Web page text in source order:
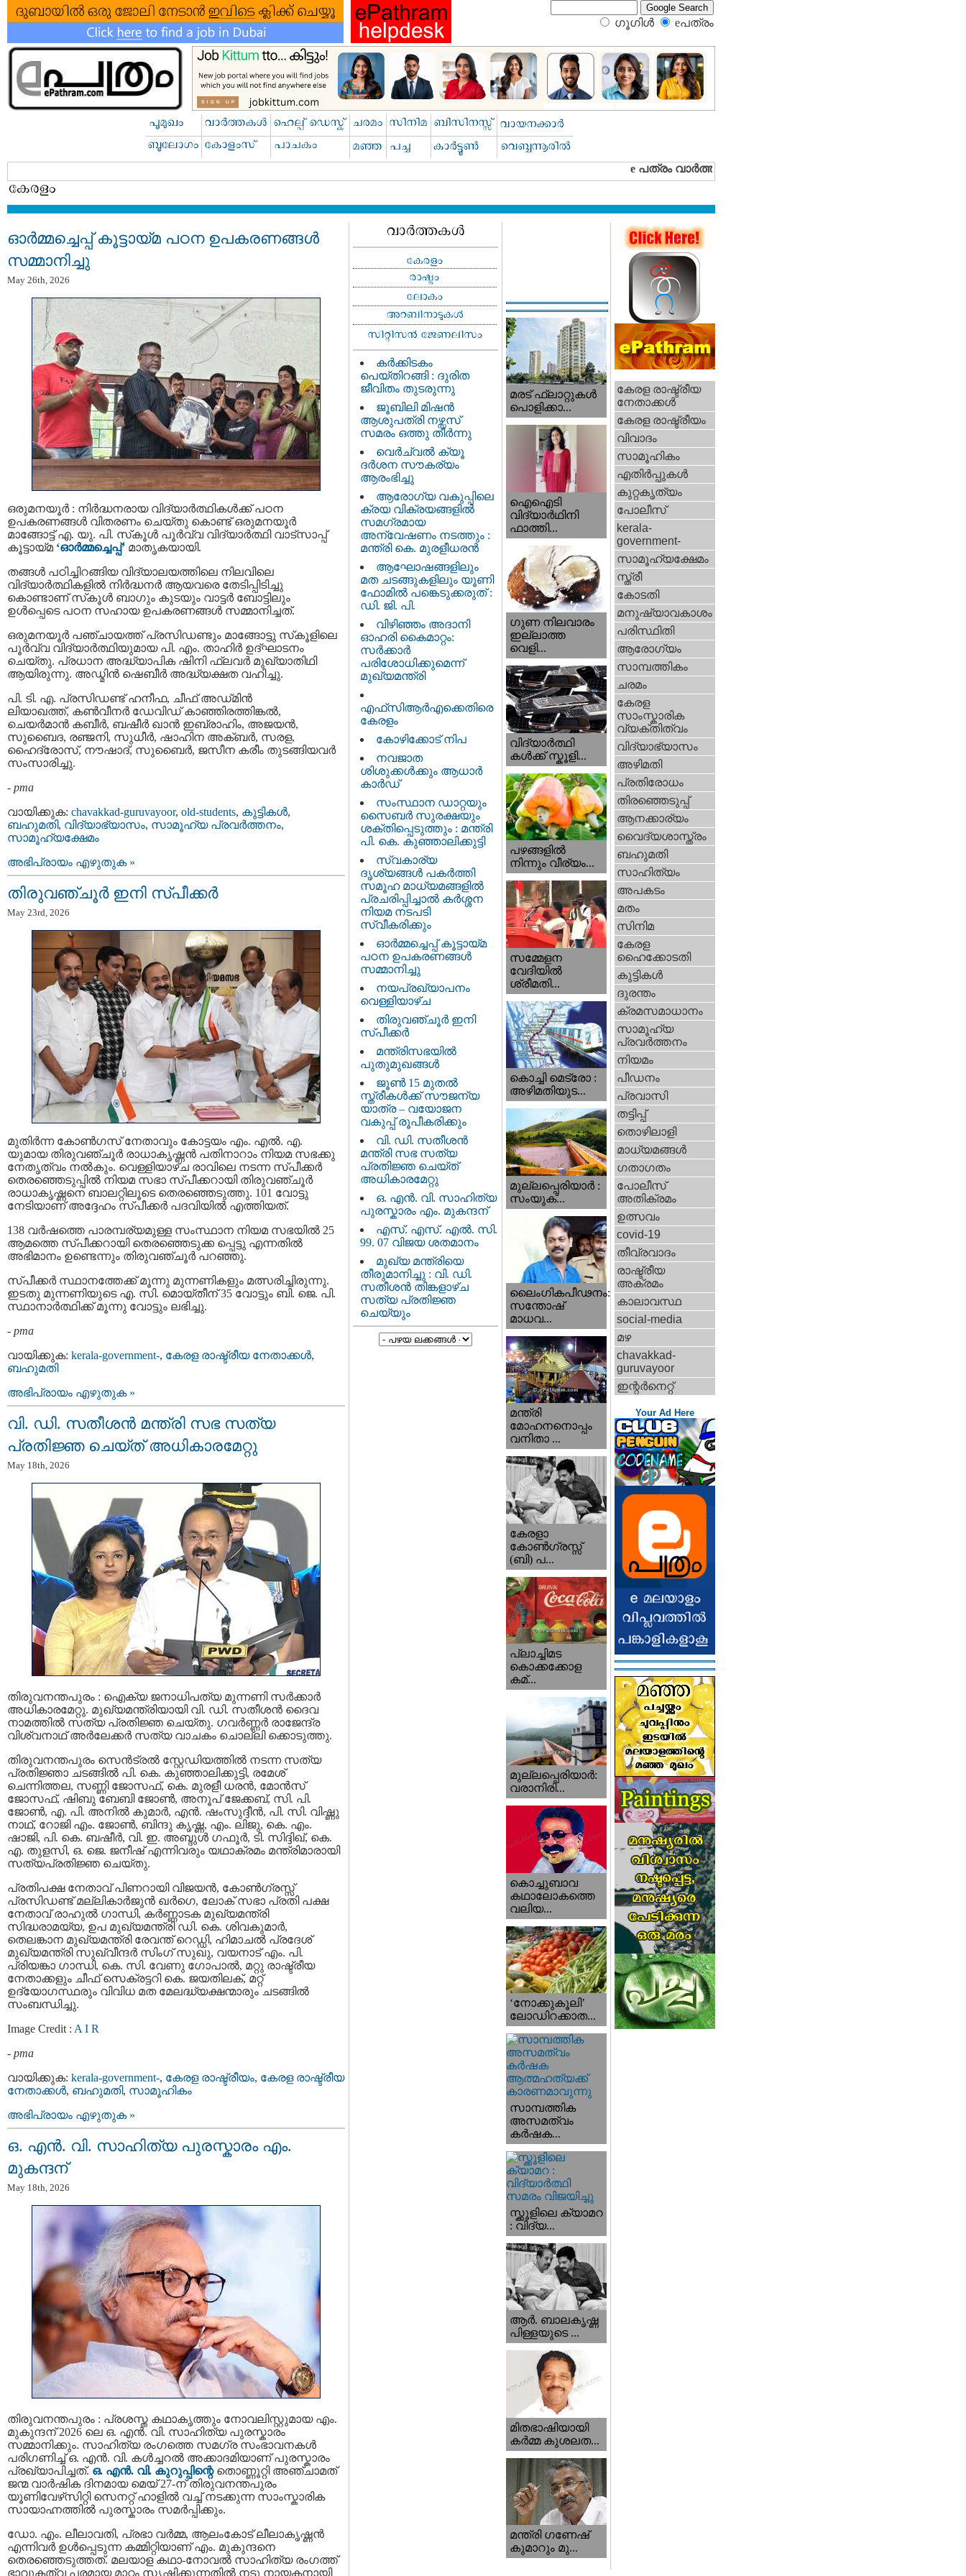
ഗൂഗിള്‍ eപത്രം‍
ഓർമ്മച്ചെപ്പ് കൂട്ടായ്മ പഠന ഉപകരണങ്ങൾ
സമ്മാനിച്ചു
May 26th, 2026
ഒരുമനയൂർ : നിർദ്ധനരായ വിദ്യാർത്ഥികൾക്ക് പഠന
ഉപകരണങ്ങൾ വിതരണം ചെയ്തു കൊണ്ട് ഒരുമനയൂർ
മാങ്ങോട്ട് എ. യു. പി. സ്‌കൂൾ പൂർവ്വ വിദ്യാർത്ഥി വാട്സാപ്പ്
കൂട്ടായ്മ ‘ഓർമ്മച്ചെപ്പ്’ മാതൃകയായി.
തങ്ങൾ പഠിച്ചിറങ്ങിയ വിദ്യാലയത്തിലെ നിലവിലെ
വിദ്യാർത്ഥികളിൽ നിർദ്ധനർ ആയവരെ തേടിപ്പിടിച്ചു
കൊണ്ടാണ് സ്‌കൂൾ ബാഗും കുടയും വാട്ടർ ബോട്ടിലും
ഉൾപ്പെടെ പഠന സഹായ ഉപകരണങ്ങൾ സമ്മാനിച്ചത്.
ഒരുമനയൂർ പഞ്ചായത്ത് പ്രസിഡണ്ടും മാങ്ങോട്ടു സ്‌കൂളിലെ
പൂർവ്വ വിദ്യാർത്ഥിയുമായ പി. എം. താഹിർ ഉദ്ഘാടനം
ചെയ്തു. പ്രധാന അദ്ധ്യാപിക ഷിനി ഫ്ലവർ മുഖ്യാതിഥി
ആയിരുന്നു. അഡ്മിൻ ഷെബീർ അദ്ധ്യക്ഷത വഹിച്ചു.
പി. ടി. എ. പ്രസിഡണ്ട് ഹനീഫ, ചീഫ് അഡ്‌മിൻ
ലിയാഖത്ത്, കൺവീനർ ഡേവിഡ് കാഞ്ഞിരത്തിങ്കൽ,
ചെയർമാൻ കബീർ, ബഷീർ ഖാൻ ഇബ്രാഹിം, അജയൻ,
സുബൈദ, രഞ്ജനി, സുധീർ, ഷാഹിന അക്ബർ, സരള,
ഹൈദ്രോസ്, നൗഷാദ്, സുബൈർ, ജസീന കരീം തുടങ്ങിയവർ
സംസാരിച്ചു.
- pma
വായിക്കുക: chavakkad-guruvayoor, old-students, കുട്ടികള്‍,
ബഹുമതി, വിദ്യാഭ്യാസം, സാമൂഹ്യ പ്രവര്‍ത്തനം,
സാമൂഹ്യക്ഷേമം
അഭിപ്രായം എഴുതുക »
തിരുവഞ്ചൂർ ഇനി സ്പീക്കർ
May 23rd, 2026
മുതിർന്ന കോൺഗസ് നേതാവും കോട്ടയം എം. എൽ. എ.
യുമായ തിരുവഞ്ചൂർ രാധാകൃഷ്ണൻ പതിനാറാം നിയമ സഭക്കു
നേതൃത്വം നൽകും. വെള്ളിയാഴ്ച രാവിലെ നടന്ന സ്പീക്കർ
തെരഞ്ഞെടുപ്പിൽ നിയമ സഭാ സ്പീക്കറായി തിരുവഞ്ചൂര്‍
രാധാകൃഷ്ണനെ ബാലറ്റിലൂടെ തെരഞ്ഞെടുത്തു. 101 വോട്ടു
നേടിയാണ് അദ്ദേഹം സ്പീക്കർ പദവിയിൽ എത്തിയത്.
138 വര്‍ഷത്തെ പാരമ്പര്യമുള്ള സംസ്ഥാന നിയമ സഭയില്‍ 25
ആമത്തെ സ്പീക്കറായി തെരഞ്ഞെടുക്ക പ്പെട്ടു എന്നതിൽ
അഭിമാനം ഉണ്ടെന്നും തിരുവഞ്ചൂർ പറഞ്ഞു.
സ്പീക്കർ സ്ഥാനത്തേക്ക് മൂന്നു മുന്നണികളും മത്സരിച്ചിരുന്നു.
ഇടതു മുന്നണിയുടെ എ. സി. മൊയ്തീന് 35 വോട്ടും ബി. ജെ. പി.
സ്ഥാനാർത്ഥിക്ക് മൂന്നു വോട്ടും ലഭിച്ചു.
- pma
വായിക്കുക: kerala-government-, കേരള രാഷ്ട്രീയ നേതാക്കള്‍,
ബഹുമതി
അഭിപ്രായം എഴുതുക »
വി. ഡി. സതീശന്‍ മന്ത്രി സഭ സത്യ
പ്രതിജ്ഞ ചെയ്ത് അധികാരമേറ്റു
May 18th, 2026
തിരുവനന്തപുരം : ഐക്യ ജനാധിപത്യ മുന്നണി സർക്കാർ
അധികാരമേറ്റു. മുഖ്യമന്ത്രിയായി വി. ഡി. സതീശന്‍ ദൈവ
നാമത്തിൽ സത്യ പ്രതിജ്ഞ ചെയ്തു. ഗവർണ്ണർ രാജേന്ദ്ര
വിശ്വനാഥ് അര്‍ലേക്കര്‍ സത്യ വാചകം ചൊല്ലി ക്കൊടുത്തു.
തിരുവനന്തപുരം സെന്‍ട്രല്‍ സ്റ്റേഡിയത്തില്‍ നടന്ന സത്യ
പ്രതിജ്ഞാ ചടങ്ങിൽ പി. കെ. കുഞ്ഞാലിക്കുട്ടി, രമേശ്
ചെന്നിത്തല, സണ്ണി ജോസഫ്, കെ. മുരളീ ധരൻ, മോൻസ്
ജോസഫ്, ഷിബു ബേബി ജോൺ, അനൂപ് ജേക്കബ്, സി. പി.
ജോൺ, എ. പി. അനിൽ കുമാർ, എൻ. ഷംസുദ്ദീൻ, പി. സി. വിഷ്ണു
നാഥ്, റോജി എം. ജോൺ, ബിന്ദു കൃഷ്ണ, എം. ലിജു, കെ. എം.
ഷാജി, പി. കെ. ബഷീർ, വി. ഇ. അബ്ദുൾ ഗഫൂർ, ടി. സിദ്ദിഖ്, കെ.
എ. തുളസി, ഒ. ജെ. ജനീഷ് എന്നിവരും യഥാക്രമം മന്ത്രിമാരായി
സത്യപ്രതിജ്ഞ ചെയ്തു.
പ്രതിപക്ഷ നേതാവ് പിണറായി വിജയന്‍, കോണ്‍ഗ്രസ്സ്
പ്രസിഡണ്ട് മല്ലികാര്‍ജുന്‍ ഖര്‍ഗെ, ലോക് സഭാ പ്രതി പക്ഷ
നേതാവ് രാഹുല്‍ ഗാന്ധി, കര്‍ണ്ണാടക മുഖ്യമന്ത്രി
സിദ്ധരാമയ്യ, ഉപ മുഖ്യമന്ത്രി ഡി. കെ. ശിവകുമാർ,
തെലങ്കാന മുഖ്യമന്ത്രി രേവന്ത് റെഡ്ഡി, ഹിമാചൽ പ്രദേശ്
മുഖ്യമന്ത്രി സുഖ്‌വീന്ദർ സിംഗ് സുഖു, വയനാട് എം. പി.
പ്രിയങ്കാ ഗാന്ധി, കെ. സി. വേണു ഗോപാല്‍, മറ്റു രാഷ്ട്രീയ
നേതാക്കളും ചീഫ് സെക്രട്ടറി കെ. ജയതിലക്, മറ്റ്
ഉദ്യോഗസ്ഥരും വിവിധ മത മേലദ്ധ്യക്ഷന്മാരും ചടങ്ങിൽ
സംബന്ധിച്ചു.
Image Credit : A I R
- pma
വായിക്കുക: kerala-government-, കേരള രാഷ്ട്രീയം, കേരള രാഷ്ട്രീയ
നേതാക്കള്‍, ബഹുമതി, സാമൂഹികം
അഭിപ്രായം എഴുതുക »
ഒ. എൻ. വി. സാഹിത്യ പുരസ്കാരം എം.
മുകന്ദന്
May 18th, 2026
തിരുവനന്തപുരം : പ്രശസ്ത കഥാകൃത്തും നോവലിസ്റ്റുമായ എം.
മുകുന്ദന് 2026 ലെ ഒ. എന്‍. വി. സാഹിത്യ പുരസ്കാരം
സമ്മാനിക്കും. സാഹിത്യ രംഗത്തെ സമഗ്ര സംഭാവനകള്‍
പരിഗണിച്ച് ഒ. എന്‍. വി. കള്‍ച്ചറല്‍ അക്കാദമിയാണ് പുരസ്കാരം
പ്രഖ്യാപിച്ചത്. ഒ. എൻ. വി. കുറുപ്പിന്റെതൊണ്ണൂറ്റി അഞ്ചാമത്
ജന്മ വാർഷിക ദിനമായ മെയ് 27-ന് തിരുവനന്തപുരം
യൂണിവേഴ്‌സിറ്റി സെനറ്റ് ഹാളിൽ വച്ച് നടക്കുന്ന സാംസ്കാരിക
സായാഹ്നത്തിൽ പുരസ്കാരം സമർപ്പിക്കും.
ഡോ. എം. ലീലാവതി, പ്രഭാ വർമ്മ, ആലംകോട് ലീലാകൃഷ്ണൻ
എന്നിവർ ഉൾപ്പെടുന്ന കമ്മിറ്റിയാണ് എം. മുകുന്ദനെ
തെരഞ്ഞെടുത്തത്. മലയാള കഥാ-നോവൽ സാഹിത്യ രംഗത്ത്
ഭാവുകത്വ പരമായ മാറ്റം സൃഷ്ടിക്കുന്നതിൽ നടു നായകനായി
കർക്കിടകം
പെയ്തിറങ്ങി : ദുരിത
ജീവിതം തുടരുന്നു
ജൂബിലി മിഷൻ
ആശുപത്രി നഴ്സസ്
സമരം ഒത്തു തീർന്നു
വെര്‍ച്വല്‍ ക്യൂ
ദര്‍ശന സൗകര്യം
ആരംഭിച്ചു
ആരോഗ്യ വകുപ്പിലെ
ക്രയ വിക്രയങ്ങളിൽ
സമഗ്രമായ
അന്വേഷണം നടത്തും :
മന്ത്രി കെ. മുരളീധരൻ
ആഘോഷങ്ങളിലും
മത ചടങ്ങുകളിലും യൂണി
ഫോമിൽ പങ്കെടുക്കരുത് :
ഡി. ജി. പി.
വിഴിഞ്ഞം അദാനി
ഓഹരി കൈമാറ്റം:
സർക്കാർ
പരിശോധിക്കുമെന്ന്
മുഖ്യമന്ത്രി
എഫ്‌സിആർഎക്കെതിരെ
കേരളം
കോഴിക്കോട് നിപ
നവജാത
ശിശുക്കള്‍ക്കും ആധാര്‍
കാര്‍ഡ്
സംസ്ഥാന ഡാറ്റയും
സൈബർ സുരക്ഷയും
ശക്തിപ്പെടുത്തും : മന്ത്രി
പി. കെ. കുഞ്ഞാലിക്കുട്ടി
സ്വകാര്യ
ദൃശ്യങ്ങള്‍ പകര്‍ത്തി
സമൂഹ മാധ്യമങ്ങളില്‍
പ്രചരിപ്പിച്ചാൽ കർശ്ശന
നിയമ നടപടി
സ്വീകരിക്കും
ഓർമ്മച്ചെപ്പ് കൂട്ടായ്മ
പഠന ഉപകരണങ്ങൾ
സമ്മാനിച്ചു
നയപ്രഖ്യാപനം
വെള്ളിയാഴ്ച
തിരുവഞ്ചൂർ ഇനി
സ്പീക്കർ
മന്ത്രിസഭയിൽ
പുതുമുഖങ്ങൾ
ജൂൺ 15 മുതൽ
സ്ത്രീകൾക്ക് സൗജന്യ
യാത്ര – വയോജന
വകുപ്പ് രൂപീകരിക്കും
വി. ഡി. സതീശന്‍
മന്ത്രി സഭ സത്യ
പ്രതിജ്ഞ ചെയ്ത്
അധികാരമേറ്റു
ഒ. എൻ. വി. സാഹിത്യ
പുരസ്കാരം എം. മുകന്ദന്
എസ്. എസ്. എൽ. സി.
99. 07 വിജയ ശതമാനം
മുഖ്യ മന്ത്രിയെ
തീരുമാനിച്ചു : വി. ഡി.
സതീശന്‍ തിങ്കളാഴ്ച
സത്യ പ്രതിജ്ഞ
ചെയ്യും
മരട് ഫ്ലാറ്റുകൾ
പൊളിക്കാ...
ഐഐടി
വിദ്യാര്‍ഥിനി
ഫാത്തി...
ഗുണ നിലവാരം
ഇല്ലാത്ത
വെളി...
വിദ്യാർത്ഥി
കൾക്ക് സ്കൂളി...
പഴങ്ങളില്‍
നിന്നും വീര്യം...
സമ്മേളന
വേദിയില്‍
ശ്രീമതി...
കൊച്ചി മെട്രോ :
അഴിമതിയുട...
മുല്ലപ്പെരിയാര്‍ :
സംയുക്...
ലൈംഗികപീഢനം:
സന്തോഷ്
മാധവ...
മന്ത്രി
മോഹനനൊപ്പം
വനിതാ ...
കേരളാ
കോണ്‍ഗ്രസ്സ്
(ബി) പ...
പ്ലാച്ചിമട
കൊക്കക്കോള
കമ്...
മുല്ലപ്പെരിയാര്‍:
വരാനിരി...
കൊച്ചുബാവ
കഥാലോകത്തെ
വലിയ...
‘നോക്കുകൂലി’
ലോഡിറക്കാത...
സാമ്പത്തിക
അസമത്വം
കര്‍ഷക...
സ്ക്കൂളിലെ ക്യാമറ
: വിദ്യ...
ആര്‍. ബാലകൃഷ്ണ
പിള്ളയുടെ ...
മിതഭാഷിയായി
കര്‍മ്മ കുശലത...
മന്ത്രി ഗണേഷ്‌
കുമാറും മു...
കേരള രാഷ്ട്രീയ
നേതാക്കള്‍
കേരള രാഷ്ട്രീയം
വിവാദം
സാമൂഹികം
എതിര്‍പ്പുകള്‍
കുറ്റകൃത്യം
പോലീസ്‌
kerala-
government-
സാമൂഹ്യക്ഷേമം
സ്ത്രീ
കോടതി
മനുഷ്യാവകാശം
പരിസ്ഥിതി
ആരോഗ്യം
സാമ്പത്തികം
ചരമം
കേരള
സാംസ്കാരിക
വ്യക്തിത്വം
വിദ്യാഭ്യാസം
അഴിമതി
പ്രതിരോധം
തിരഞ്ഞെടുപ്പ്
ആനക്കാര്യം
വൈദ്യശാസ്ത്രം
ബഹുമതി
സാഹിത്യം
അപകടം
മതം
സിനിമ
കേരള
ഹൈക്കോടതി
കുട്ടികള്‍
ദുരന്തം
ക്രമസമാധാനം
സാമൂഹ്യ
പ്രവര്‍ത്തനം
നിയമം
പീഡനം
പ്രവാസി
തട്ടിപ്പ്‌
തൊഴിലാളി
മാധ്യമങ്ങള്‍
ഗതാഗതം
പോലീസ്‌
അതിക്രമം
ഉത്സവം
covid-19
തീവ്രവാദം
രാഷ്ട്രീയ
അക്രമം
കാലാവസ്ഥ
social-media
മഴ
chavakkad-
guruvayoor
ഇന്റര്‍നെറ്റ്‌
Your Ad Here